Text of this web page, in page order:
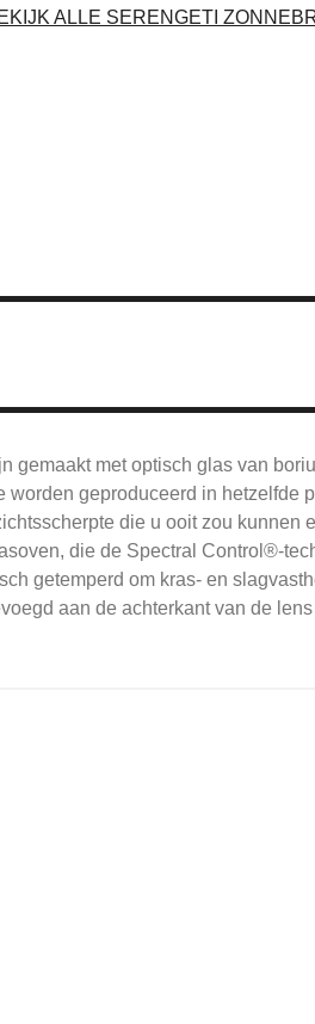
ALLE SERENGETI
gemaakt met optisch glas van
worden geproduceerd in hetzelfde
die u ooit zou kunnen
die de Spectral Control®-
getemperd om kras- en
aan de achterkant van de